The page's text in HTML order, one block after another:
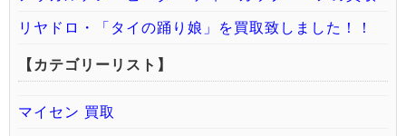
リヤドロ・「タイの踊り娘」を買取致しました！！
【カテゴリーリスト】
マイセン 買取